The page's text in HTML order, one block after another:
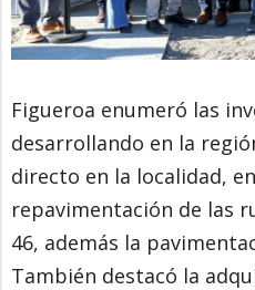
Figueroa enumeró las
desarrollando en la
directo en la localidad,
repavimentación de las
46, además la
También destacó la